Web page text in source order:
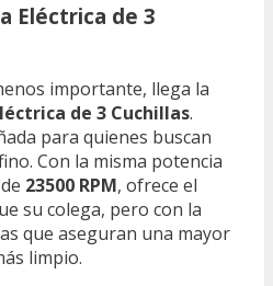
Eléctrica de 3
importante, llega la
de 3 Cuchillas.
para quienes buscan
Con la misma potencia
23500 RPM, ofrece el
su colega, pero con la
que aseguran una mayor
limpio.